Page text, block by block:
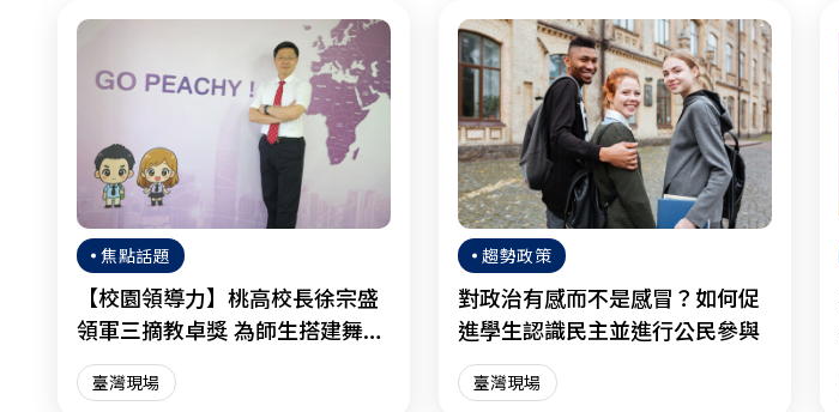
焦點話題
【校園領導力】桃高校長徐宗盛
領軍三摘教卓獎 為師生搭建舞臺
綻放光芒
臺灣現場
趨勢政策
對政治有感而不是感冒？如何促
進學生認識民主並進行公民參與
臺灣現場